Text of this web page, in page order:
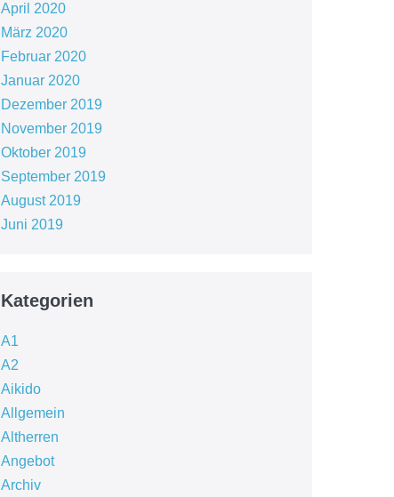
April 2020
März 2020
Februar 2020
Januar 2020
Dezember 2019
November 2019
Oktober 2019
September 2019
August 2019
Juni 2019
Kategorien
A1
A2
Aikido
Allgemein
Altherren
Angebot
Archiv